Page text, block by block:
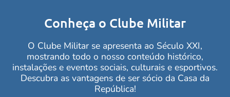
Conheça o Clube Militar
O Clube Militar se apresenta ao Século XXI,
mostrando todo o nosso conteúdo histórico,
instalações e eventos sociais, culturais e esportivos.
Descubra as vantagens de ser sócio da Casa da
República!